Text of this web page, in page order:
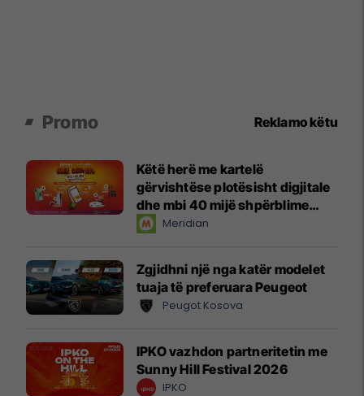
Promo Reklamo këtu
Këtë herë me kartelë
gërvishtëse plotësisht digjitale
dhe mbi 40 mijë shpërblime
instant!Meridian
Zgjidhni një nga katër modelet
tuaja të preferuara Peugeot
Peugot Kosova
IPKO vazhdon partneritetin me
Sunny Hill Festival 2026
IPKO